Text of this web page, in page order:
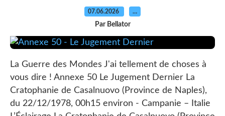
07.06.2026 …
Par Bellator
La Guerre des Mondes J'ai tellement de choses à
vous dire ! Annexe 50 Le Jugement Dernier La
Cratophanie de Casalnuovo (Province de Naples),
du 22/12/1978, 00h15 environ - Campanie – Italie